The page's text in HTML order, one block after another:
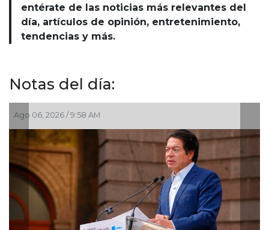
entérate de las noticias más relevantes del
día, artículos de opinión, entretenimiento,
tendencias y más.
Notas del día:
Ago 03, 2026 / 11:00 AM